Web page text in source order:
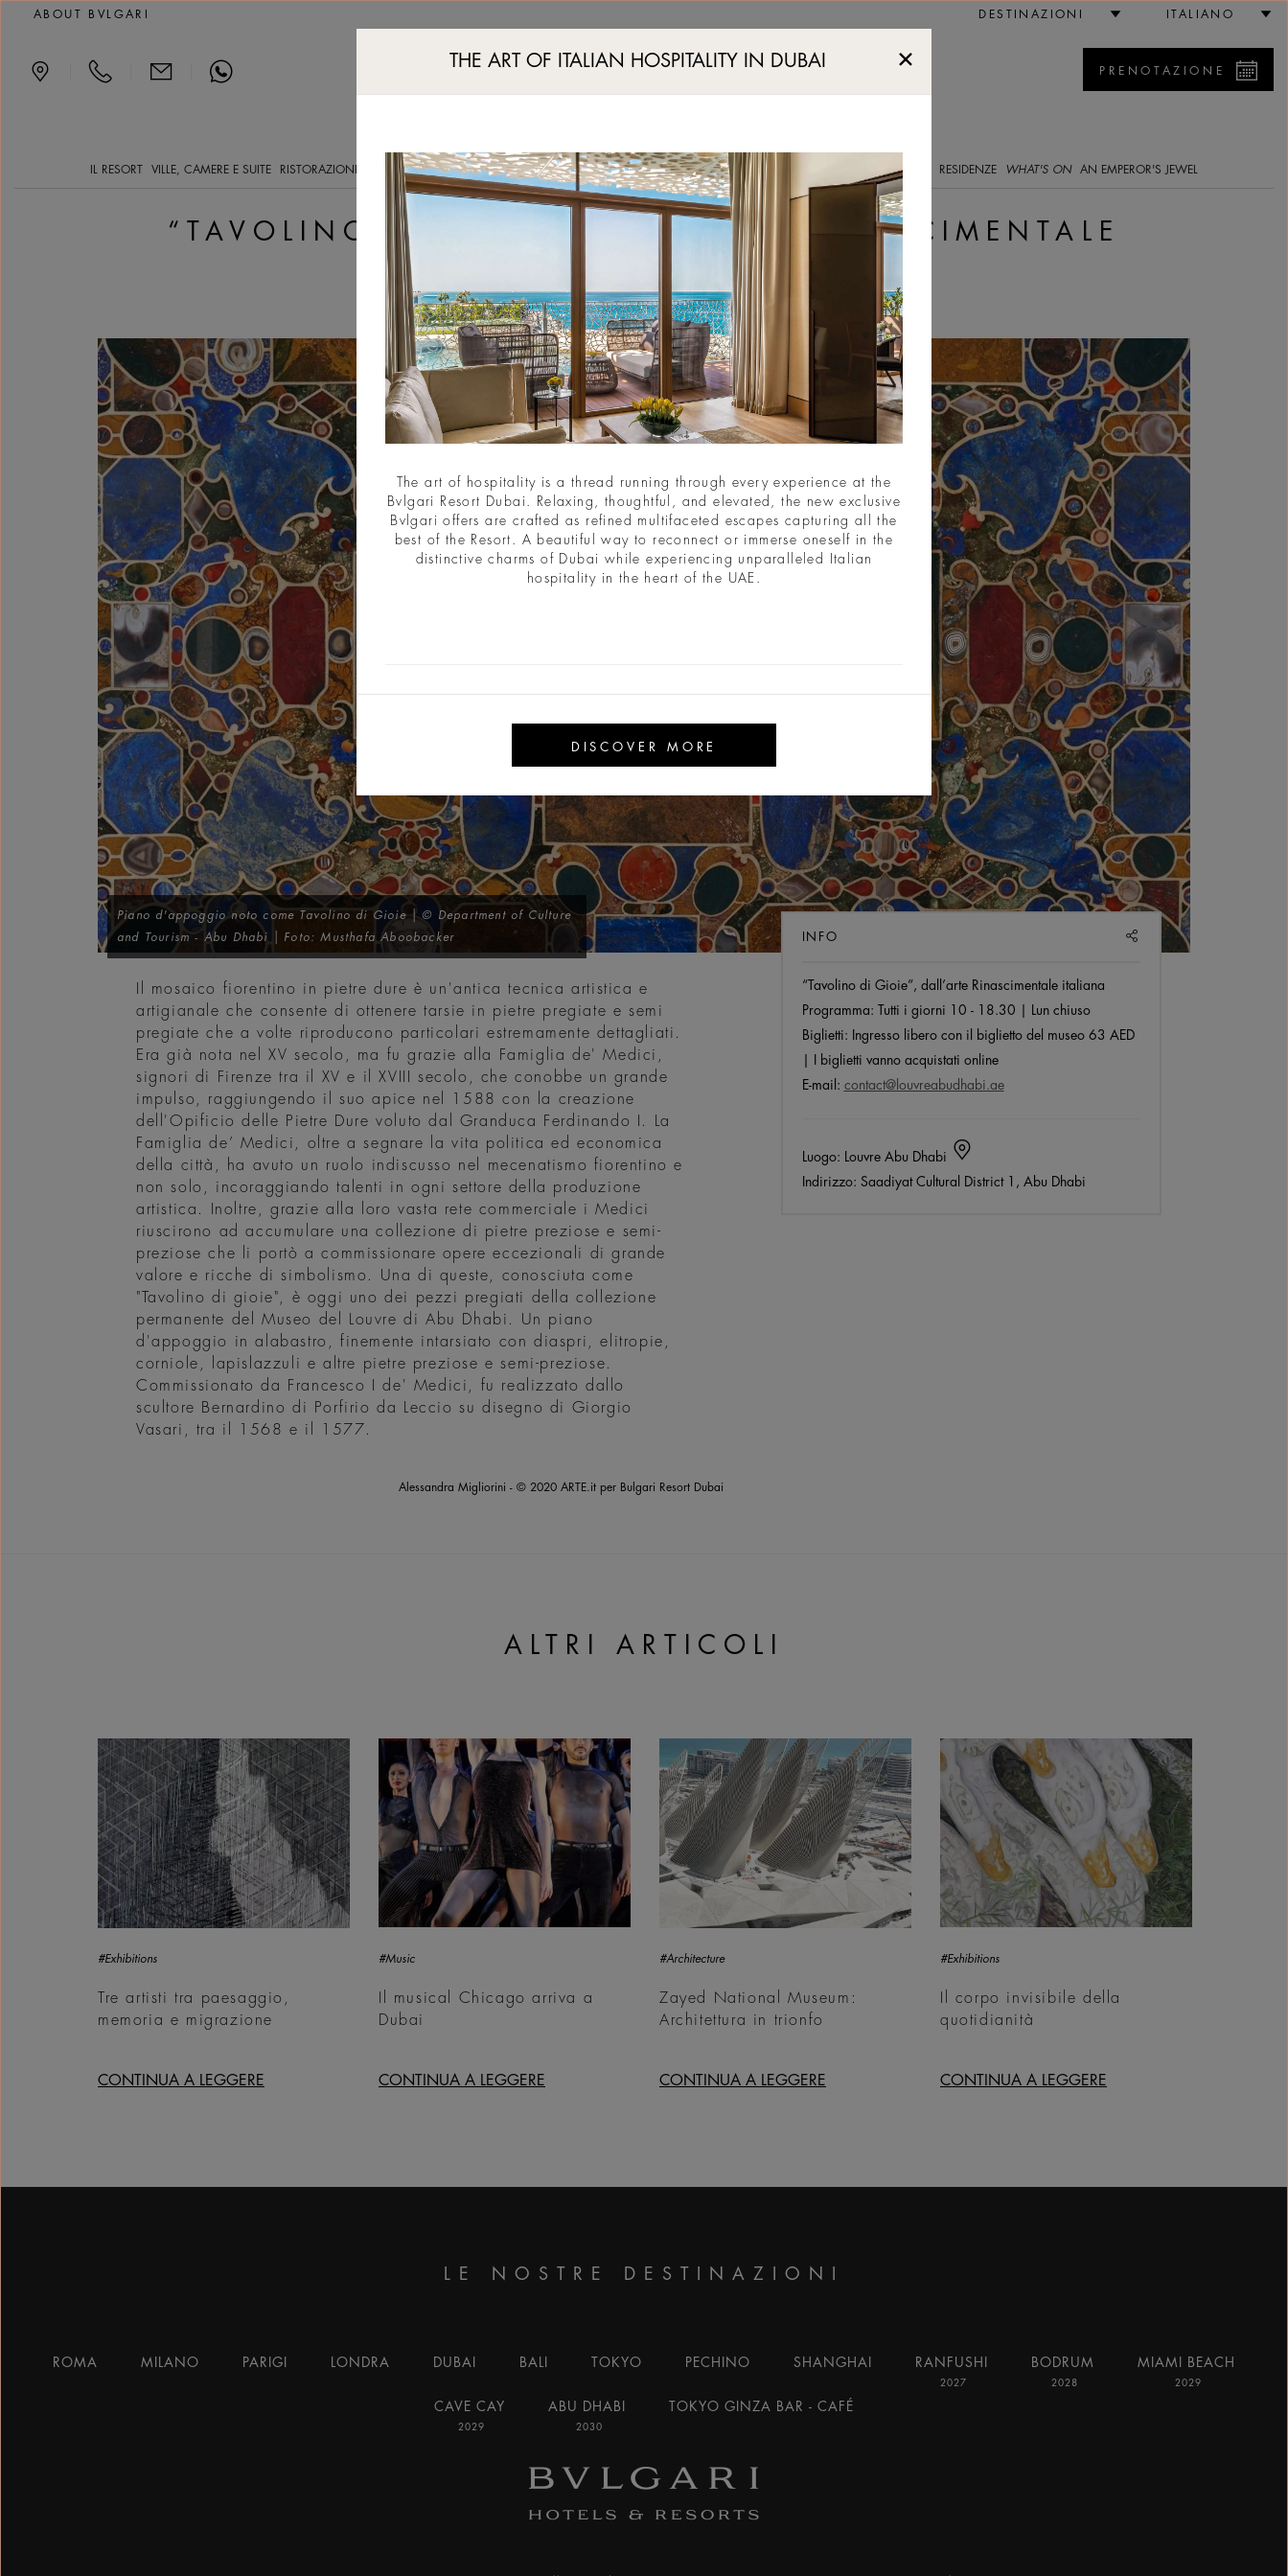
“Tavolino di Gioie”, dall’arte rinascimentale italiana
ABOUT BVLGARI DESTINAZIONI ITALIANO
PRENOTAZIONE
IL RESORT VILLE, CAMERE E SUITE RISTORAZIONE YACHT CLVB SPA E FITNESS EVENTI BOUTIQUE ESPERIENZE OFFERTE ESCLUSIVE GALLERIA IMMAGINI RESIDENZE WHAT'S ON AN EMPEROR'S JEWEL
“TAVOLINO DI GIOIE”, DALL’ARTE RINASCIMENTALE
ITALIANA
#BvlgariStories
Piano d'appoggio noto come Tavolino di Gioie| © Department of Culture
and Tourism - Abu Dhabi | Foto: Musthafa Aboobacker
INFO SHARE
“Tavolino di Gioie”, dall’arte Rinascimentale italiana
Programma: Tutti i giorni 10 - 18.30 | Lun chiuso
Biglietti: Ingresso libero con il biglietto del museo 63 AED
| I biglietti vanno acquistati online
E-mail: contact@louvreabudhabi.ae
Luogo: Louvre Abu Dhabi
Indirizzo: Saadiyat Cultural District 1, Abu Dhabi
Il mosaico fiorentino in pietre dure è un'antica tecnica artistica e
artigianale che consente di ottenere tarsie in pietre pregiate e semi
pregiate che a volte riproducono particolari estremamente dettagliati.
Era già nota nel XV secolo, ma fu grazie alla Famiglia de' Medici,
signori di Firenze tra il XV e il XVIII secolo, che conobbe un grande
impulso, raggiungendo il suo apice nel 1588 con la creazione
dell'Opificio delle Pietre Dure voluto dal Granduca Ferdinando I. La
Famiglia de’ Medici, oltre a segnare la vita politica ed economica
della città, ha avuto un ruolo indiscusso nel mecenatismo fiorentino e
non solo, incoraggiando talenti in ogni settore della produzione
artistica. Inoltre, grazie alla loro vasta rete commerciale i Medici
riuscirono ad accumulare una collezione di pietre preziose e semi-
preziose che li portò a commissionare opere eccezionali di grande
valore e ricche di simbolismo. Una di queste, conosciuta come
"Tavolino di gioie", è oggi uno dei pezzi pregiati della collezione
permanente del Museo del Louvre di Abu Dhabi. Un piano
d'appoggio in alabastro, finemente intarsiato con diaspri, elitropie,
corniole, lapislazzuli e altre pietre preziose e semi-preziose.
Commissionato da Francesco I de' Medici, fu realizzato dallo
scultore Bernardino di Porfirio da Leccio su disegno di Giorgio
Vasari, tra il 1568 e il 1577.
Alessandra Migliorini - © 2020 ARTE.it per Bulgari Resort Dubai
ALTRI ARTICOLI
#Exhibitions
Tre artisti tra paesaggio,
memoria e migrazione
CONTINUA A LEGGERE
#Music
Il musical Chicago arriva a
Dubai
CONTINUA A LEGGERE
#Architecture
Zayed National Museum:
Architettura in trionfo
CONTINUA A LEGGERE
#Exhibitions
Il corpo invisibile della
quotidianità
CONTINUA A LEGGERE
LE NOSTRE DESTINAZIONI
ROMA MILANO PARIGI LONDRA DUBAI BALI TOKYO PECHINO SHANGHAI RANFUSHI
2027
BODRUM
2028
MIAMI BEACH
2029
CAVE CAY
2029
ABU DHABI
2030
TOKYO GINZA BAR - CAFÉ
THE ART OF ITALIAN HOSPITALITY IN DUBAI
The art of hospitality is a thread running through every experience at the
Bvlgari Resort Dubai. Relaxing, thoughtful, and elevated, the new exclusive
Bvlgari offers are crafted as refined multifaceted escapes capturing all the
best of the Resort. A beautiful way to reconnect or immerse oneself in the
distinctive charms of Dubai while experiencing unparalleled Italian
hospitality in the heart of the UAE.
DISCOVER MORE